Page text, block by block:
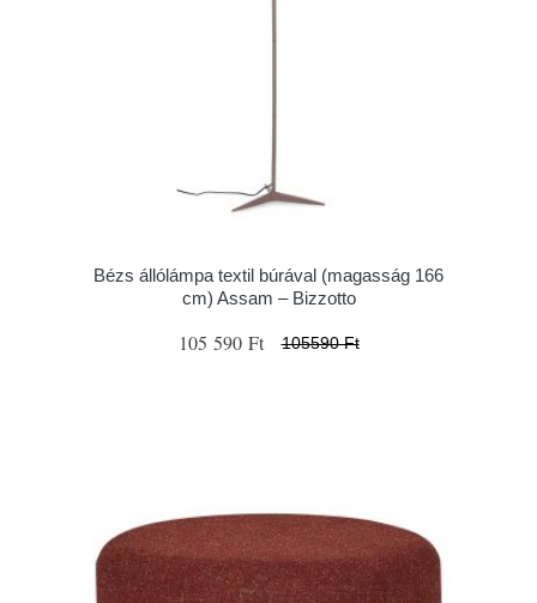
Bézs állólámpa textil búrával (magasság 166
cm) Assam – Bizzotto
105 590 Ft 105590 Ft